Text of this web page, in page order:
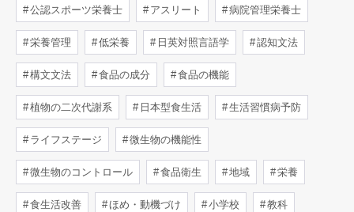
公認スポーツ栄養士 アスリート 病院管理栄養士
栄養管理 低栄養 日英対照言語学 認知文法
構文文法 食品の成分 食品の機能
植物の二次代謝系 日本型食生活 生活習慣病予防
ライフステージ 微生物の機能性
微生物のコントロール 食品衛生 地域 栄養
食生活改善 ほめ・動機づけ 小学校 教科